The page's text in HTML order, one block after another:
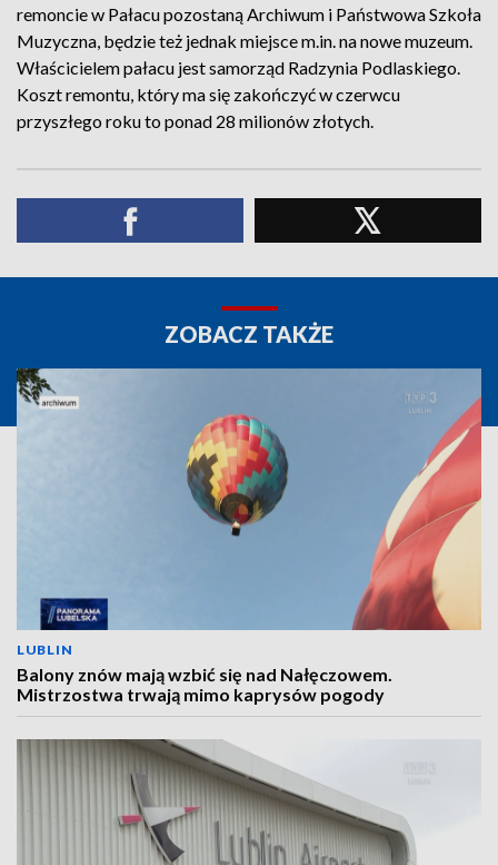
remoncie w Pałacu pozostaną Archiwum i Państwowa Szkoła
Muzyczna, będzie też jednak miejsce m.in. na nowe muzeum.
Właścicielem pałacu jest samorząd Radzynia Podlaskiego.
Koszt remontu, który ma się zakończyć w czerwcu
przyszłego roku to ponad 28 milionów złotych.
ZOBACZ TAKŻE
LUBLIN
Balony znów mają wzbić się nad Nałęczowem.
Mistrzostwa trwają mimo kaprysów pogody